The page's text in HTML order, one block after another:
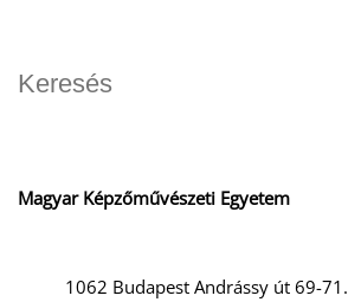
Magyar Képzőművészeti Egyetem
1062 Budapest Andrássy út 69-71.